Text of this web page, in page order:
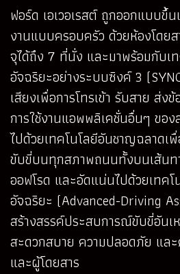
ฟอร์ด เอเวอเรสต์ ถูกออกแบบขึ้
งานแบบครอบครัว ด้วยห้องโดยส
จุได้ถึง 7 ที่นั่ง และมาพร้อมกับเ
อัจฉริยะอย่างระบบซิงค์ 3
เสียงเพื่อการโทรเข้า รับสาย ส่ง
การใช้งานแอพพลิเคชั่นอื่นๆ ขอ
ไปด้วยเทคโนโลยีอันชาญฉลาดเ
ขับขี่บนทุกสภาพถนนทั้งบนเส้นท
ออฟโรด และอัดแน่นไปด้วยเทคโ
อัจฉริยะ (Advanced-Driving
สร้างสรรค์ประสบการณ์ขับขี่อันเ
สะดวกสบาย ความปลอดภัย แล
และผู้โดยสาร